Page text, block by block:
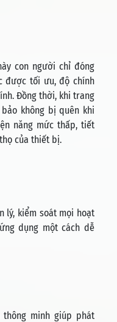
con người chỉ đóng
được tối ưu, độ chính
Đồng thời, khi trang
không bị quên khi
năng mức thấp, tiết
của thiết bị.
lý, kiểm soát mọi hoạt
dụng một cách dễ
thông minh giúp phát